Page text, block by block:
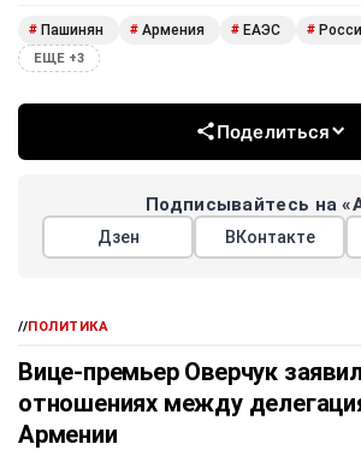
# Пашинян # Армения # ЕАЭС #
ЕЩЕ +3
Поделиться
Подписывайтесь на
Дзен ВКонтакте
//ПОЛИТИКА
Вице-премьер Оверчук
отношениях между
Армении